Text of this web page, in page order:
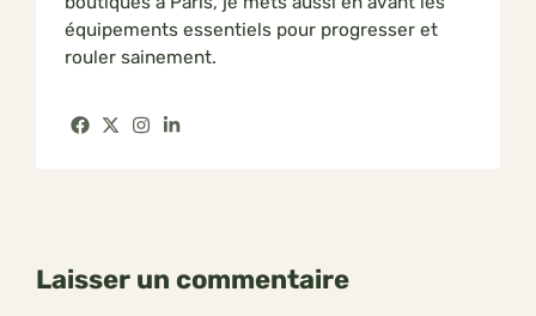
équipements essentiels pour progresser et
rouler sainement.
Laisser un commentaire